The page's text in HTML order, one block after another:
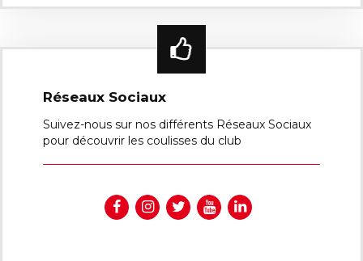
Réseaux Sociaux
Suivez-nous sur nos différents Réseaux Sociaux
pour découvrir les coulisses du club